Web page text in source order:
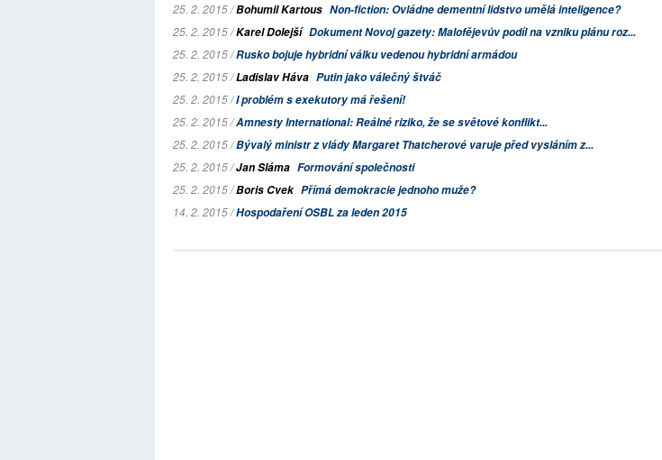
25. 2. 2015 /Bohumil Kartous Non-fiction: Ovládne dementní lidstvo umělá inteligence?
25. 2. 2015 /Karel Dolejší DokumentNovoj gazety: Malofějevův podíl na vzniku plánu roz...
25. 2. 2015 /Rusko bojuje hybridní válku vedenou hybridní armádou
25. 2. 2015 /Ladislav Háva Putin jako válečný štváč
25. 2. 2015 /I problém s exekutory má řešení!
25. 2. 2015 /Amnesty International: Reálné riziko, že se světové konflikt...
25. 2. 2015 /Bývalý ministr z vlády Margaret Thatcherové varuje před vysláním z...
25. 2. 2015 /Jan Sláma Formování společnosti
25. 2. 2015 /Boris Cvek Přímá demokracie jednoho muže?
14. 2. 2015 /Hospodaření OSBL za leden 2015